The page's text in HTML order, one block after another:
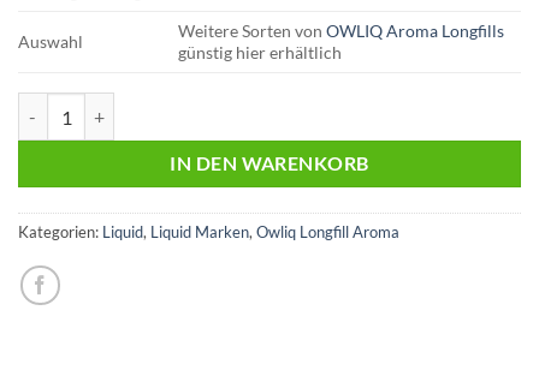
Auswahl
Weitere Sorten vonOWLIQ Aroma Longfills
günstig hier erhältlich
IN DEN WARENKORB
Kategorien: Liquid, Liquid Marken, Owliq Longfill Aroma